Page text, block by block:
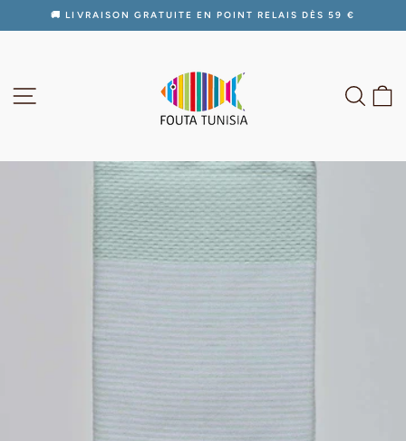
Diaporama
🚚 LIVRAISON GRATUITE EN POINT RELAIS DÈS 59 €